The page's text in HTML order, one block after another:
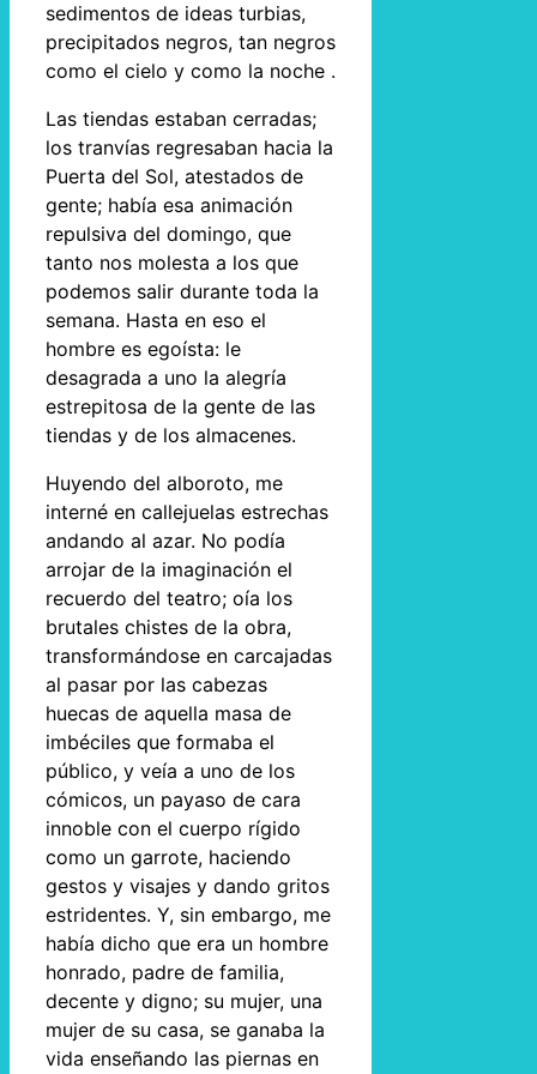
sedimentos de ideas turbias,
precipitados negros, tan negros
como el cielo y como la noche .
Las tiendas estaban cerradas;
los tranvías regresaban hacia la
Puerta del Sol, atestados de
gente; había esa animación
repulsiva del domingo, que
tanto nos molesta a los que
podemos salir durante toda la
semana. Hasta en eso el
hombre es egoísta: le
desagrada a uno la alegría
estrepitosa de la gente de las
tiendas y de los almacenes.
Huyendo del alboroto, me
interné en callejuelas estrechas
andando al azar. No podía
arrojar de la imaginación el
recuerdo del teatro; oía los
brutales chistes de la obra,
transformándose en carcajadas
al pasar por las cabezas
huecas de aquella masa de
imbéciles que formaba el
público, y veía a uno de los
cómicos, un payaso de cara
innoble con el cuerpo rígido
como un garrote, haciendo
gestos y visajes y dando gritos
estridentes. Y, sin embargo, me
había dicho que era un hombre
honrado, padre de familia,
decente y digno; su mujer, una
mujer de su casa, se ganaba la
vida enseñando las piernas en